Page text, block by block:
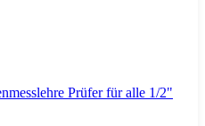
Prüfer für alle 1/2"